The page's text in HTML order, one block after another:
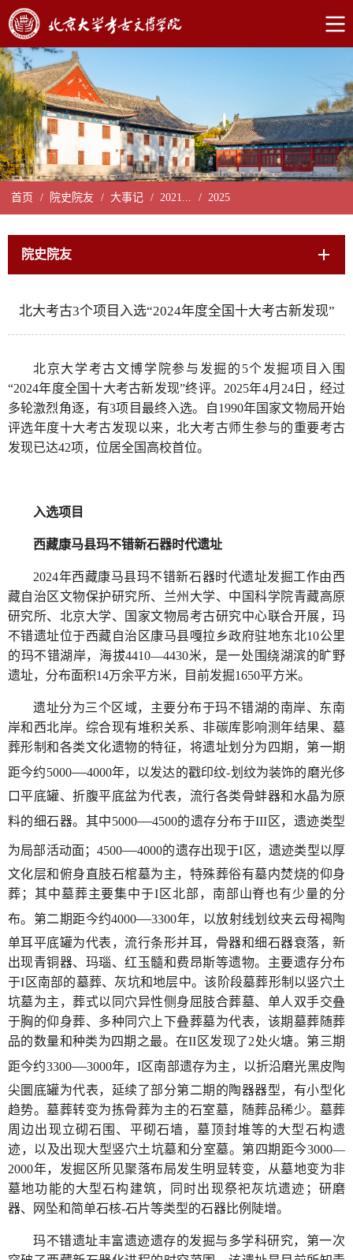
首页 / 院史院友 / 大事记 / 2021... / 2025
院史院友
北大考古3个项目入选“2024年度全国十大考古新发现”
北京大学考古文博学院参与发掘的5个发掘项目入围
“2024年度全国十大考古新发现”终评。2025年4月24日，经过
多轮激烈角逐，有3项目最终入选。自1990年国家文物局开始
评选年度十大考古发现以来，北大考古师生参与的重要考古
发现已达42项，位居全国高校首位。
入选项目
西藏康马县玛不错新石器时代遗址
2024年西藏康马县玛不错新石器时代遗址发掘工作由西
藏自治区文物保护研究所、兰州大学、中国科学院青藏高原
研究所、北京大学、国家文物局考古研究中心联合开展，玛
不错遗址位于西藏自治区康马县嘎拉乡政府驻地东北10公里
的玛不错湖岸，海拔4410—4430米，是一处围绕湖滨的旷野
遗址，分布面积14万余平方米，目前发掘1650平方米。
遗址分为三个区域，主要分布于玛不错湖的南岸、东南
岸和西北岸。综合现有堆积关系、非碳库影响测年结果、墓
葬形制和各类文化遗物的特征，将遗址划分为四期，第一期
距今约5000—4000年，以发达的戳印纹-划纹为装饰的磨光侈
口平底罐、折腹平底盆为代表，流行各类骨蚌器和水晶为原
料的细石器。其中5000—4500的遗存分布于III区，遗迹类型
为局部活动面；4500—4000的遗存出现于I区，遗迹类型以厚
文化层和俯身直肢石棺墓为主，特殊葬俗有墓内焚烧的仰身
葬；其中墓葬主要集中于I区北部，南部山脊也有少量的分
布。第二期距今约4000—3300年，以放射线划纹夹云母褐陶
单耳平底罐为代表，流行条形并耳，骨器和细石器衰落，新
出现青铜器、玛瑙、红玉髓和费昂斯等遗物。主要遗存分布
于I区南部的墓葬、灰坑和地层中。该阶段墓葬形制以竖穴土
坑墓为主，葬式以同穴异性侧身屈肢合葬墓、单人双手交叠
于胸的仰身葬、多种同穴上下叠葬墓为代表，该期墓葬随葬
品的数量和种类为四期之最。在II区发现了2处火塘。第三期
距今约3300—3000年，I区南部遗存为主，以折沿磨光黑皮陶
尖圜底罐为代表，延续了部分第二期的陶器器型，有小型化
趋势。墓葬转变为拣骨葬为主的石室墓，随葬品稀少。墓葬
周边出现立砌石围、平砌石墙，墓顶封堆等的大型石构遗
迹，以及出现大型竖穴土坑墓和分室墓。第四期距今3000—
2000年，发掘区所见聚落布局发生明显转变，从墓地变为非
墓地功能的大型石构建筑，同时出现祭祀灰坑遗迹；研磨
器、网坠和简单石核-石片等类型的石器比例陡增。
玛不错遗址丰富遗迹遗存的发掘与多学科研究，第一次